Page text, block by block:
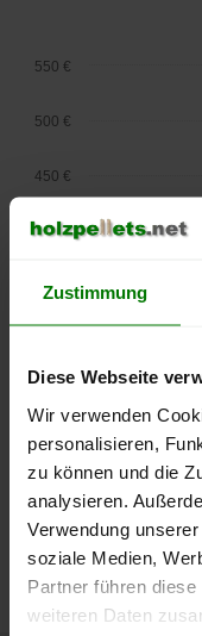
Zustimmung
Diese Webseite
Wir verwenden
personalisieren,
zu können und die
analysieren.
Verwendung
soziale Medien,
Partner führen
weiteren Daten
September
350 €
400 €
450 €
500 €
550 €
Die aktuelle
können Sie